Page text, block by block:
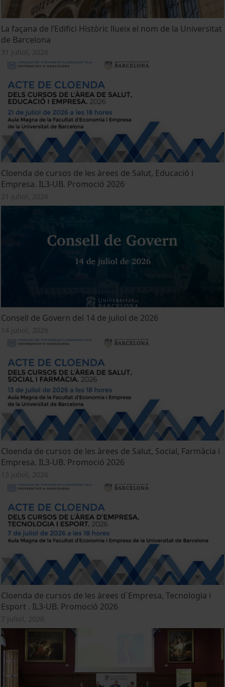
La façana de l’Edifici Històric llueix el nom de la Universitat
de Barcelona
31 juliol, 2026
Cloenda de cursos de les àrees de Salut, Educació i
Empresa. IL3-UB. Promoció 2026
21 juliol, 2026
Consell de Govern del 14 de juliol de 2026
14 juliol, 2026
Cloenda de cursos de les àrees de Salut, Social, Farmàcia i
Empresa. IL3-UB. Promoció 2026
13 juliol, 2026
Cloenda de cursos de les àrees d´Empresa, Tecnologia i
Esport . IL3-UB. Promoció 2026
7 juliol, 2026